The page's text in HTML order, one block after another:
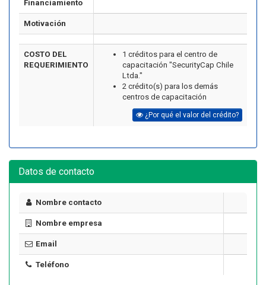
Financiamiento
Motivación
COSTO DEL
REQUERIMIENTO
1 créditos para el centro de
capacitación "SecurityCap Chile
Ltda."
2 crédito(s) para los demás
centros de capacitación
¿Por qué el valor del crédito?
Datos de contacto
Nombre contacto
Nombre empresa
Email
Teléfono